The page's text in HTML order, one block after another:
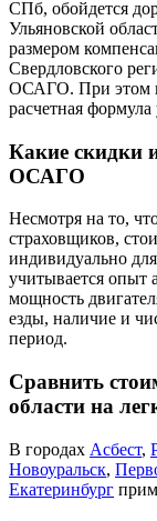
СПб, обойдется
Ульяновской
размером
Свердловского
ОСАГО. При этом
расчетная
Какие скидки
ОСАГО
Несмотря на то,
страховщиков,
индивидуально
учитывается опыт
мощность
езды, наличие и
период.
Сравнить
области на
В городах Асбест,
Новоуральск,
Екатеринбург